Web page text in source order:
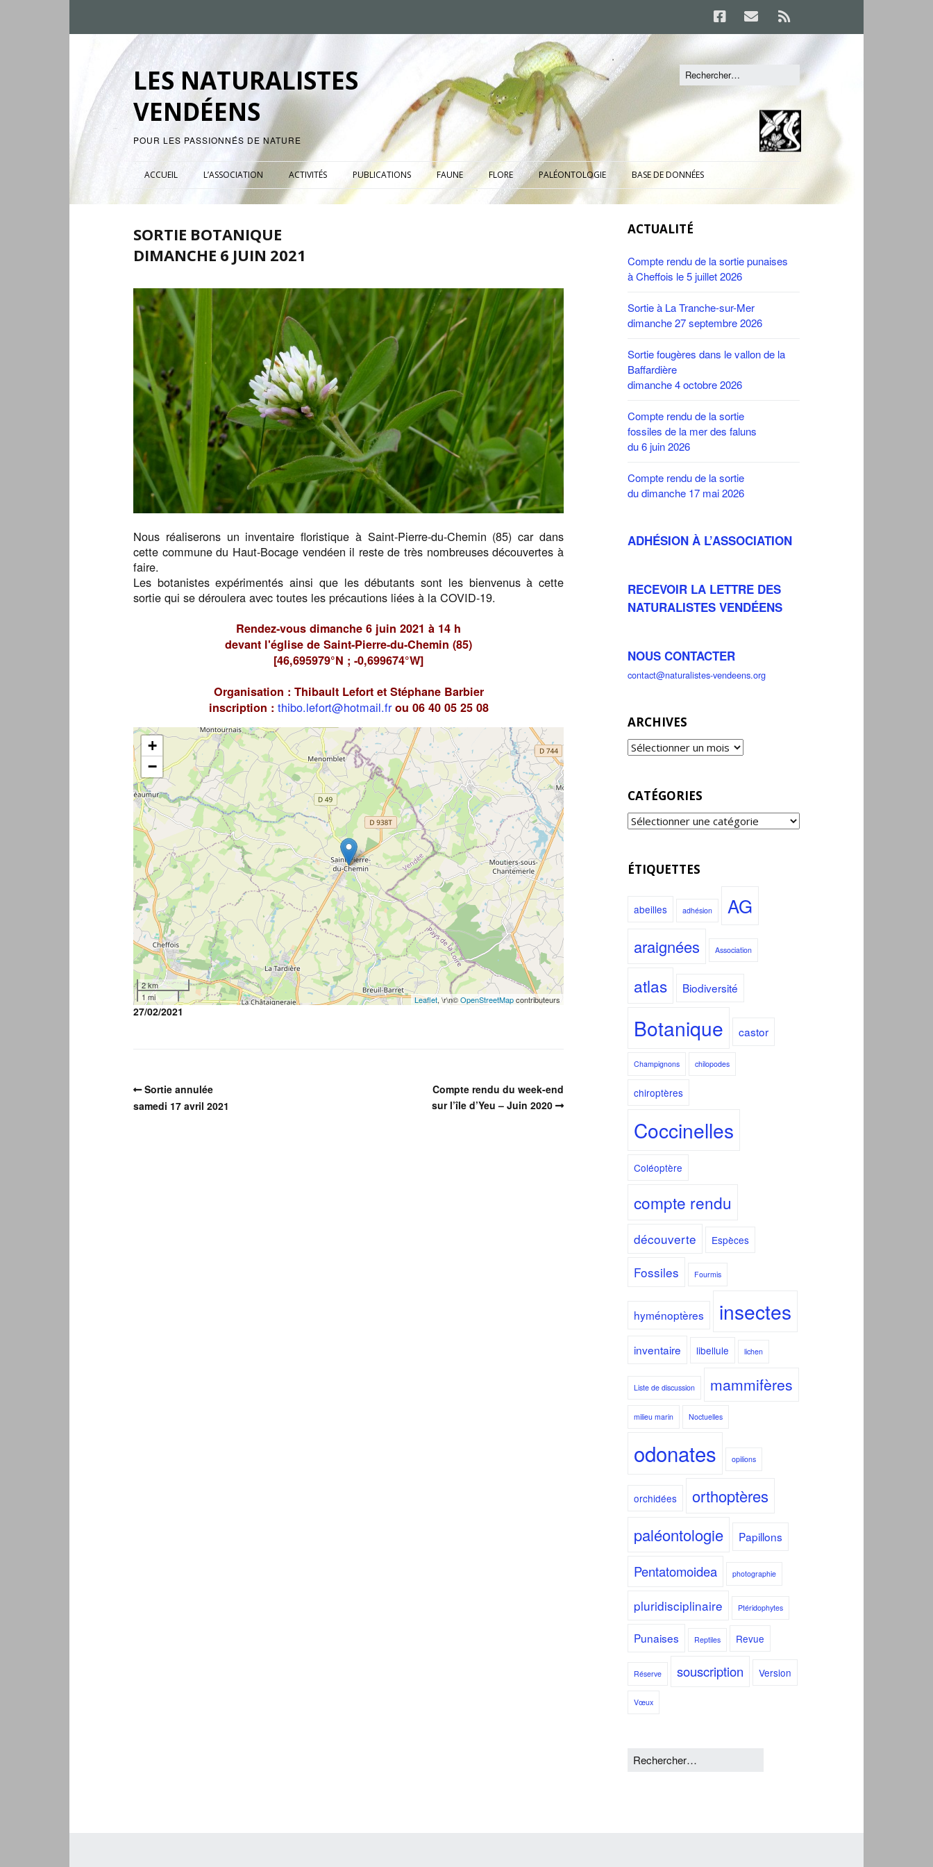
LES NATURALISTES
VENDÉENS
POUR LES PASSIONNÉS DE NATURE
ACCUEIL L’ASSOCIATION ACTIVITÉS PUBLICATIONS FAUNE FLORE PALÉONTOLOGIE BASE DE DONNÉES
SORTIE BOTANIQUE
DIMANCHE 6 JUIN 2021
Nous réaliserons un inventaire floristique à Saint-Pierre-du-Chemin (85) car dans
cette commune du Haut-Bocage vendéen il reste de très nombreuses découvertes à
faire.
Les botanistes expérimentés ainsi que les débutants sont les bienvenus à cette
sortie qui se déroulera avec toutes les précautions liées à la COVID-19.
Rendez-vous dimanche 6 juin 2021 à 14 h
devant l'église de Saint-Pierre-du-Chemin (85)
[46,695979°N ; -0,699674°W]
Organisation : Thibault Lefort et Stéphane Barbier
inscription : thibo.lefort@hotmail.frou 06 40 05 25 08
+
−
2 km
1 mi
Leaflet, \r\n©OpenStreetMapcontributeurs
27/02/2021
Sortie annulée
samedi 17 avril 2021
Compte rendu du week-end
sur l’île d’Yeu – Juin 2020
ACTUALITÉ
Compte rendu de la sortie punaises
à Cheffois le 5 juillet 2026
Sortie à La Tranche-sur-Mer
dimanche 27 septembre 2026
Sortie fougères dans le vallon de la
Baffardière
dimanche 4 octobre 2026
Compte rendu de la sortie
fossiles de la mer des faluns
du 6 juin 2026
Compte rendu de la sortie
du dimanche 17 mai 2026
ADHÉSION À L’ASSOCIATION
RECEVOIR LA LETTRE DES
NATURALISTES VENDÉENS
NOUS CONTACTER
contact@naturalistes-vendeens.org
ARCHIVES
CATÉGORIES
ÉTIQUETTES
abeilles adhésion AG
araignées Association
atlas Biodiversité
Botanique castor
Champignons chilopodes
chiroptères
Coccinelles
Coléoptère
compte rendu
découverte Espèces
Fossiles Fourmis
hyménoptères insectes
inventaire libellule lichen
Liste de discussion mammifères
milieu marin Noctuelles
odonates opilions
orchidées
orthoptères
paléontologie
Papillons
Pentatomoidea photographie
pluridisciplinaire Ptéridophytes
Punaises Reptiles Revue
Réserve souscription Version
Vœux